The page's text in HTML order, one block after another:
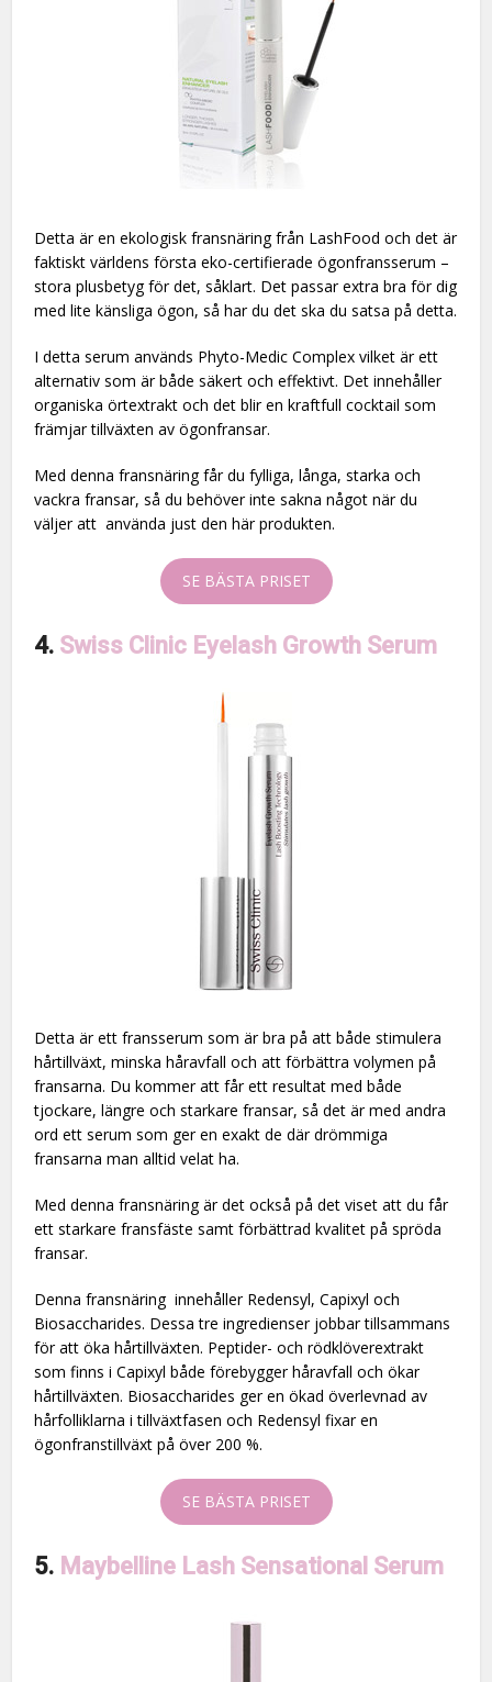
Detta är en ekologisk fransnäring från LashFood och det är
faktiskt världens första eko-certifierade ögonfransserum –
stora plusbetyg för det, såklart. Det passar extra bra för dig
med lite känsliga ögon, så har du det ska du satsa på detta.
I detta serum används Phyto-Medic Complex vilket är ett
alternativ som är både säkert och effektivt. Det innehåller
organiska örtextrakt och det blir en kraftfull cocktail som
främjar tillväxten av ögonfransar.
Med denna fransnäring får du fylliga, långa, starka och
vackra fransar, så du behöver inte sakna något när du
väljer att använda just den här produkten.
SE BÄSTA PRISET
4. Swiss Clinic Eyelash Growth Serum
Detta är ett fransserum som är bra på att både stimulera
hårtillväxt, minska håravfall och att förbättra volymen på
fransarna. Du kommer att får ett resultat med både
tjockare, längre och starkare fransar, så det är med andra
ord ett serum som ger en exakt de där drömmiga
fransarna man alltid velat ha.
Med denna fransnäring är det också på det viset att du får
ett starkare fransfäste samt förbättrad kvalitet på spröda
fransar.
Denna fransnäring innehåller Redensyl, Capixyl och
Biosaccharides. Dessa tre ingredienser jobbar tillsammans
för att öka hårtillväxten. Peptider- och rödklöverextrakt
som finns i Capixyl både förebygger håravfall och ökar
hårtillväxten. Biosaccharides ger en ökad överlevnad av
hårfolliklarna i tillväxtfasen och Redensyl fixar en
ögonfranstillväxt på över 200 %.
SE BÄSTA PRISET
5. Maybelline Lash Sensational Serum